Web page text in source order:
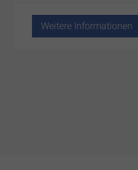
Weitere Informationen